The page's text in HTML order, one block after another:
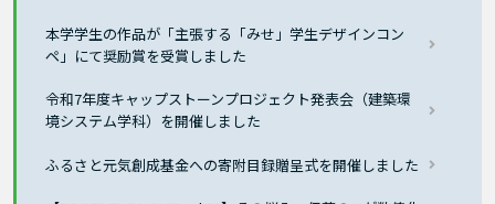
本学学生の作品が「主張する「みせ」学生デザインコン
ペ」にて奨励賞を受賞しました
令和7年度キャップストーンプロジェクト発表会（建築環
境システム学科）を開催しました
ふるさと元気創成基金への寄附目録贈呈式を開催しました